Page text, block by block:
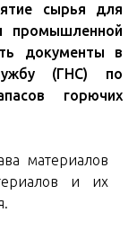
сырья для
промышленной
документы в
(ГНС) по
горючих
материалов
и их